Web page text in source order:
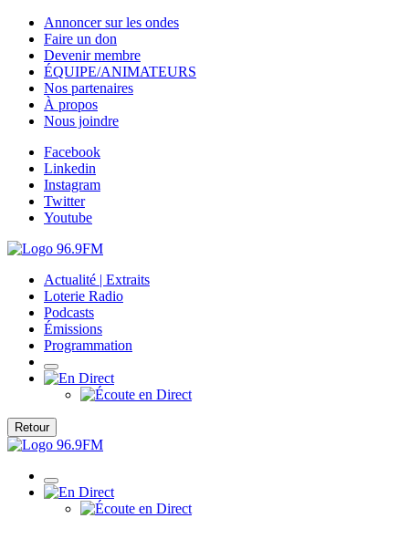
Annoncer sur les ondes
Faire un don
Devenir membre
ÉQUIPE/ANIMATEURS
Nos partenaires
À propos
Nous joindre
Facebook
Linkedin
Instagram
Twitter
Youtube
Actualité | Extraits
Loterie Radio
Podcasts
Émissions
Programmation
Retour